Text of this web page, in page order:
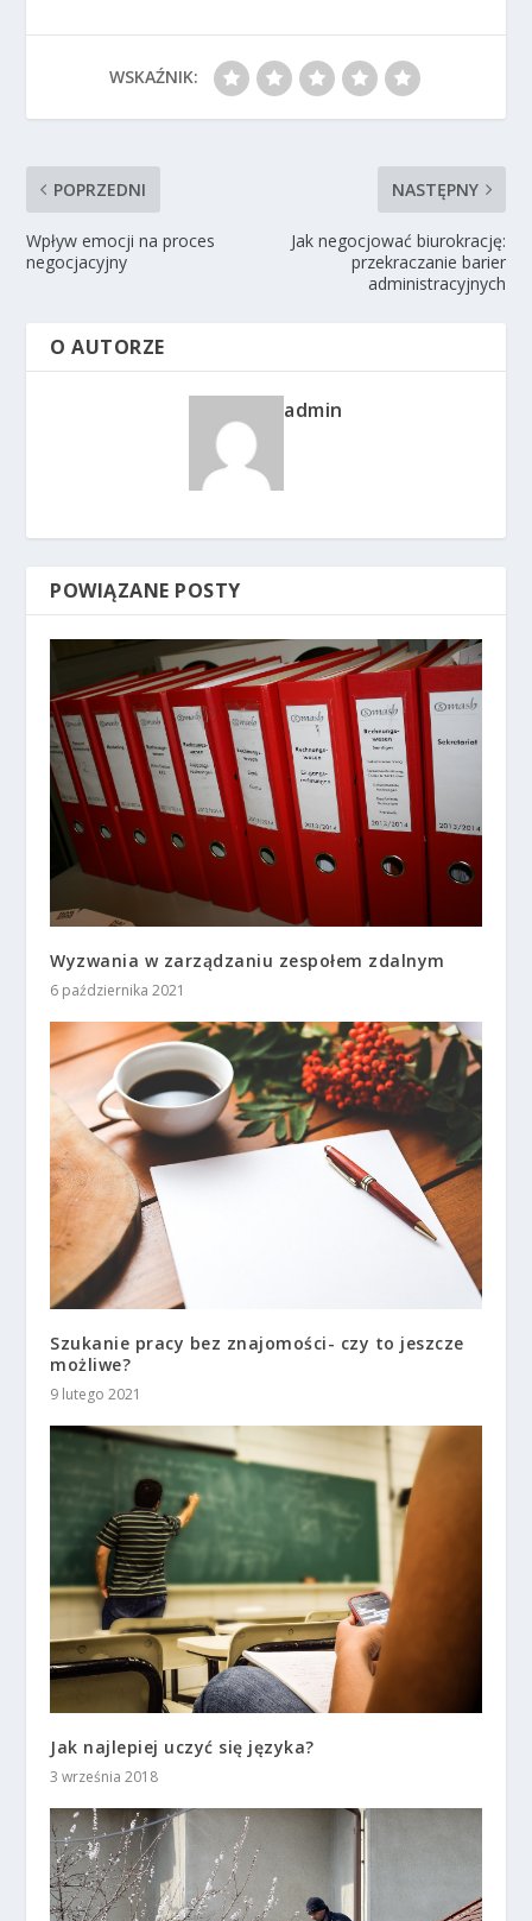
WSKAŹNIK:
POPRZEDNI
Wpływ emocji na proces
negocjacyjny
NASTĘPNY
Jak negocjować biurokrację:
przekraczanie barier
administracyjnych
O AUTORZE
admin
POWIĄZANE POSTY
Wyzwania w zarządzaniu zespołem zdalnym
6 października 2021
Szukanie pracy bez znajomości- czy to jeszcze
możliwe?
9 lutego 2021
Jak najlepiej uczyć się języka?
3 września 2018